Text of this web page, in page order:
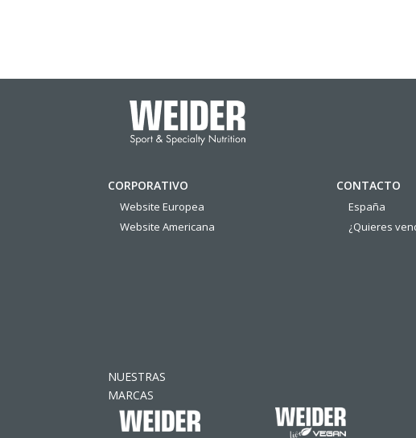
CORPORATIVO
Website Europea
Website Americana
CONTACTO
España
¿Quieres
NUESTRAS
MARCAS